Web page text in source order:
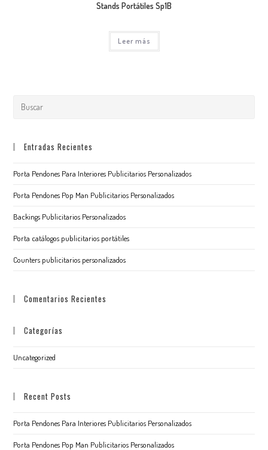
Stands Portátiles Sp1B
Leer más
Entradas Recientes
Porta Pendones Para Interiores Publicitarios Personalizados
Porta Pendones Pop Man Publicitarios Personalizados
Backings Publicitarios Personalizados
Porta catálogos publicitarios portátiles
Counters publicitarios personalizados
Comentarios Recientes
Categorías
Uncategorized
Recent Posts
Porta Pendones Para Interiores Publicitarios Personalizados
Porta Pendones Pop Man Publicitarios Personalizados